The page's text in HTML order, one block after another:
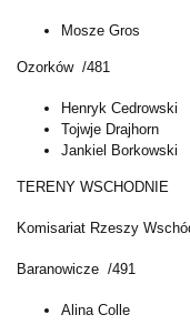
Mosze Gros
Ozorków /481
Henryk Cedrowski
Tojwje Drajhorn
Jankiel Borkowski
TERENY WSCHODNIE
Komisariat Rzeszy
Baranowicze /491
Alina Colle